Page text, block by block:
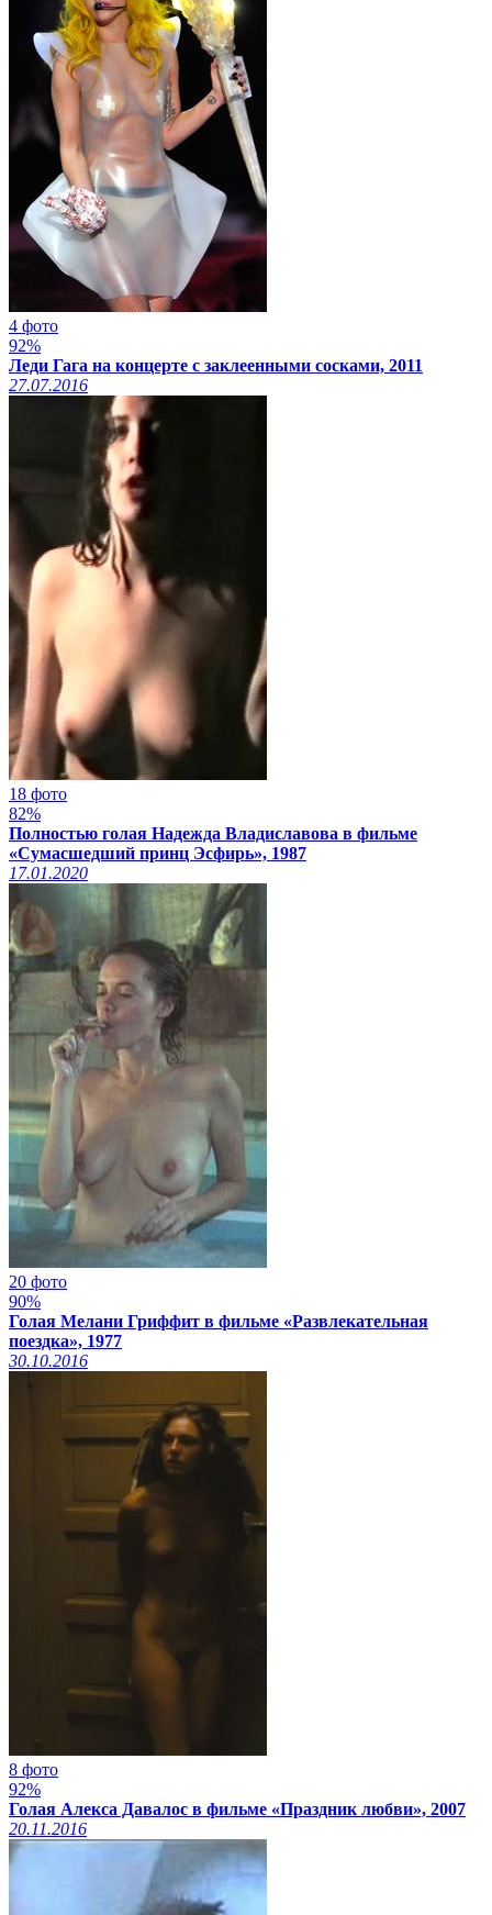
4 фото
92%
Леди Гага на концерте с заклеенными сосками, 2011
27.07.2016
18 фото
82%
Полностью голая Надежда Владиславова в фильме
«Сумасшедший принц Эсфирь», 1987
17.01.2020
20 фото
90%
Голая Мелани Гриффит в фильме «Развлекательная
поездка», 1977
30.10.2016
8 фото
92%
Голая Алекса Давалос в фильме «Праздник любви», 2007
20.11.2016